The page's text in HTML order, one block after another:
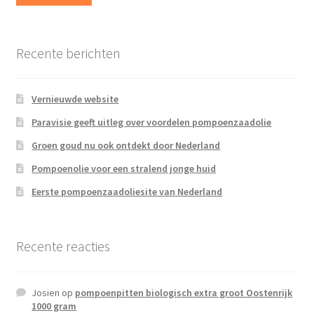
Assortiment
Winkel Affiliaties
Affiliate inlog
Geld verdienen met Pompoenzaadolie
Recente berichten
Vernieuwde website
Paravisie geeft uitleg over voordelen pompoenzaadolie
Groen goud nu ook ontdekt door Nederland
Pompoenolie voor een stralend jonge huid
Eerste pompoenzaadoliesite van Nederland
Recente reacties
Josien op pompoenpitten biologisch extra groot Oostenrijk
1000 gram